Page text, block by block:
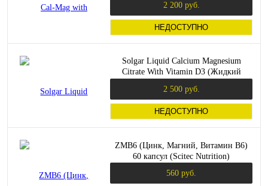
2 200 руб.
НЕДОСТУПНО
Solgar Liquid Calcium Magnesium
Citrate With Vitamin D3 (Жидкий
Витамином D3) 473 мл. со вкусом
Апельсин-Ваниль
2 500 руб.
НЕДОСТУПНО
ZMB6 (Цинк, Магний, Витамин B6)
60 капсул (Scitec Nutrition)
560 руб.